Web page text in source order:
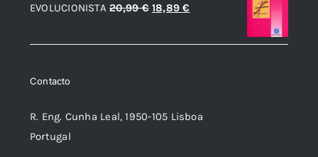
24,60 €.22,14 €.
EVOLUCIONISTA 20,99€ O
original
18,89€
atual
Contacto
R. Eng. Cunha Leal, 1950-105 Lisboa
Portugal